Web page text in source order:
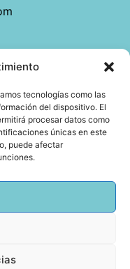
tecnologías como las
del dispositivo. El
procesar datos como
únicas en este
puede afectar
y qué no.
Huub World